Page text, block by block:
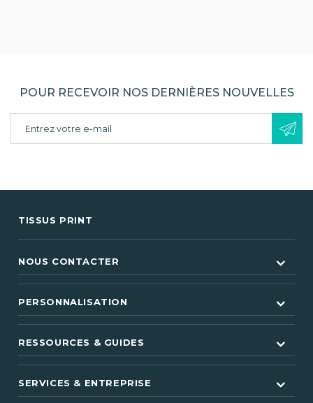
POUR RECEVOIR NOS DERNIÈRES NOUVELLES
TISSUS PRINT
NOUS CONTACTER
PERSONNALISATION
RESSOURCES & GUIDES
SERVICES & ENTREPRISE